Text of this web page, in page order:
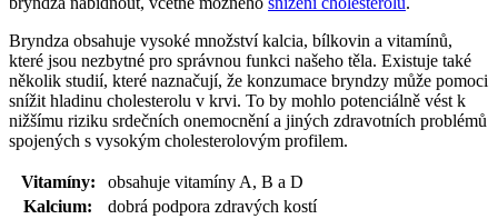
Bryndza obsahuje vysoké množství kalcia, bílkovin a vitamínů,
které jsou nezbytné pro správnou funkci našeho těla. Existuje také
několik studií, které naznačují, že konzumace bryndzy může pomoci
snížit hladinu cholesterolu v krvi. To by mohlo potenciálně vést k
nižšímu riziku srdečních onemocnění a jiných zdravotních problémů
spojených s vysokým cholesterolovým profilem.
Vitamíny:
obsahuje vitamíny A, B a D
Kalcium:
dobrá podpora zdravých kostí